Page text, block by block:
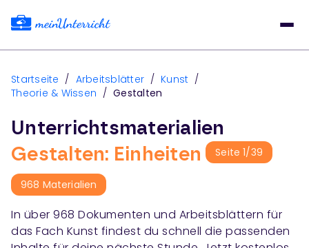
Startseite / Arbeitsblätter / Kunst /
Theorie & Wissen / Gestalten
Unterrichtsmaterialien
Gestalten: Einheiten
Seite1/39
968 Materialien
In über 968 Dokumenten und Arbeitsblättern für
das Fach Kunst findest du schnell die passenden